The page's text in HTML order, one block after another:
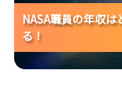
NASA職員の年収
る！
NASA職員の年収
る！
NASA職員の年収
る！